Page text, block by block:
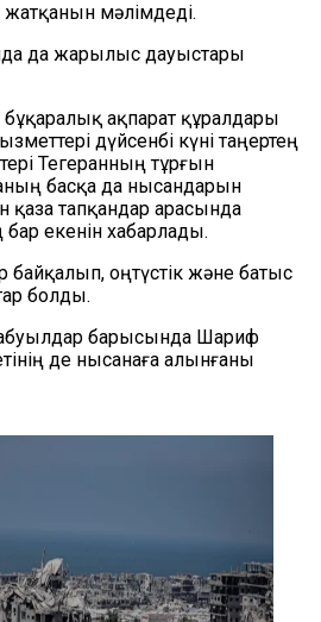
мәлімдеді.
да жарылыс дауыстары
ақпарат құралдары
дүйсенбі күні таңертең
Тегеранның тұрғын
басқа да нысандарын
қаза тапқандар арасында
екенін хабарлады.
байқалып, оңтүстік және батыс
болды.
барысында Шариф
де нысанаға алынғаны